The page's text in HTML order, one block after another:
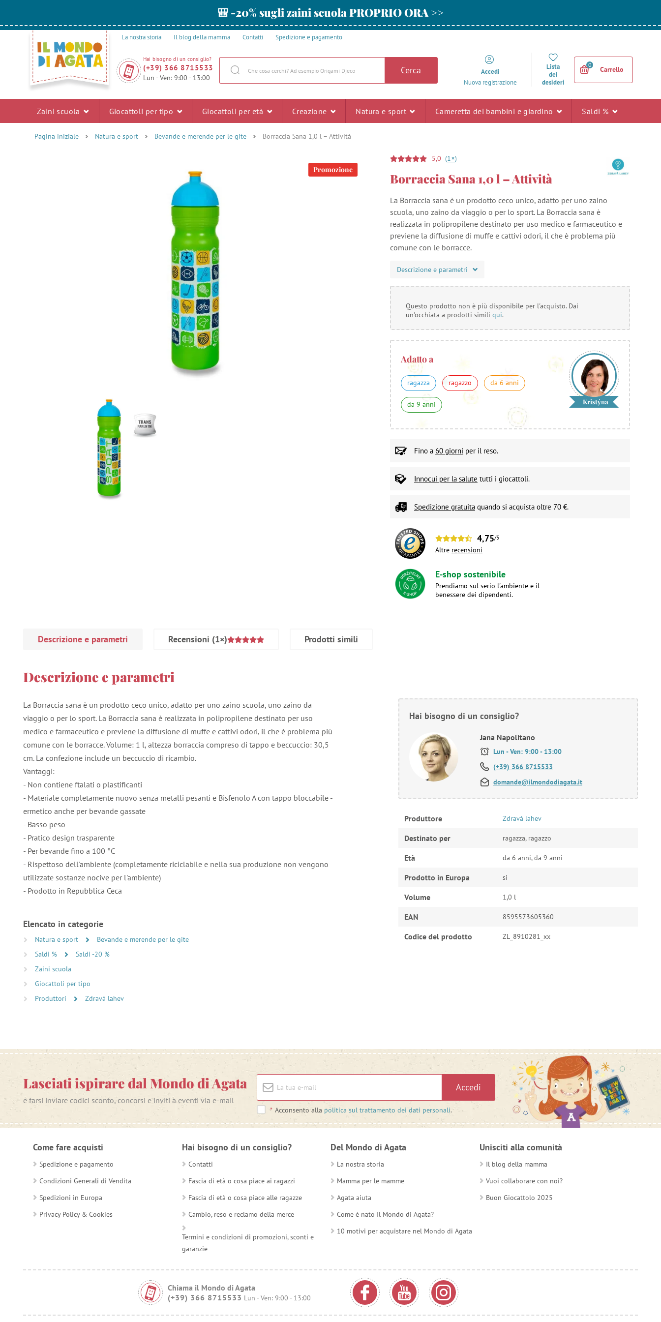
🎒 -20% sugli zaini scuola PROPRIO ORA >>
La nostra storia Il blog della mamma Contatti Spedizione e pagamento
Hai bisogno di un consiglio?
(+39) 366 8715533
Lun - Ven: 9:00 - 13:00
Cerca
Accedi
Nuova registrazione
Lista
dei
desideri
0
Carrello
Zaini scuola Giocattoli per tipo Giocattoli per età Creazione Natura e sport Cameretta dei bambini e giardino Saldi %
Pagina iniziale Natura e sport Bevande e merende per le gite Borraccia Sana 1,0 l – Attività
Promozione
5,0 (1+)
Borraccia Sana 1,0 l – Attività
La Borraccia sana è un prodotto ceco unico, adatto per uno zaino
scuola, uno zaino da viaggio o per lo sport. La Borraccia sana è
realizzata in polipropilene destinato per uso medico e farmaceutico e
previene la diffusione di muffe e cattivi odori, il che è problema più
comune con le borracce.
Descrizione e parametri
Questo prodotto non è più disponibile per l'acquisto. Dai
un'occhiata a prodotti simili qui.
Adatto a
ragazza ragazzo da 6 anni
da 9 anni Kristýna
Fino a 60 giorni per il reso.
Innocui per la salute tutti i giocattoli.
Spedizione gratuita quando si acquista oltre 70 €.
4,75/5
Altre recensioni
E-shop sostenibile
Prendiamo sul serio l'ambiente e il
benessere dei dipendenti.
Descrizione e parametri Recensioni (1×) Prodotti simili
Descrizione e parametri
La Borraccia sana è un prodotto ceco unico, adatto per uno zaino scuola, uno zaino da
viaggio o per lo sport. La Borraccia sana è realizzata in polipropilene destinato per uso
medico e farmaceutico e previene la diffusione di muffe e cattivi odori, il che è problema più
comune con le borracce. Volume: 1 l, altezza borraccia compreso di tappo e beccuccio: 30,5
cm. La confezione include un beccuccio di ricambio.
Vantaggi:
- Non contiene ftalati o plastificanti
- Materiale completamente nuovo senza metalli pesanti e Bisfenolo A con tappo bloccabile -
ermetico anche per bevande gassate
- Basso peso
- Pratico design trasparente
- Per bevande fino a 100 °C
- Rispettoso dell'ambiente (completamente riciclabile e nella sua produzione non vengono
utilizzate sostanze nocive per l'ambiente)
- Prodotto in Repubblica Ceca
Elencato in categorie
Natura e sport
Bevande e merende per le gite
Saldi %
Saldi -20 %
Zaini scuola
Giocattoli per tipo
Produttori
Zdravá lahev
Hai bisogno di un consiglio?
Jana Napolitano
Lun - Ven: 9:00 - 13:00
(+39) 366 8715533
domande@ilmondodiagata.it
Produttore Zdravá lahev
Destinato per ragazza, ragazzo
Età da 6 anni, da 9 anni
Prodotto in Europa si
Volume 1,0 l
EAN 8595573605360
Codice del prodotto ZL_8910281_xx
Lasciati ispirare dal Mondo di Agata
e farsi inviare codici sconto, concorsi e inviti a eventi via e-mail
Accedi
* Acconsento alla politica sul trattamento dei dati personali.
Come fare acquisti
Spedizione e pagamento
Condizioni Generali di Vendita
Spedizioni in Europa
Privacy Policy & Cookies
Hai bisogno di un consiglio?
Contatti
Fascia di età o cosa piace ai ragazzi
Fascia di età o cosa piace alle ragazze
Cambio, reso e reclamo della merce
Termini e condizioni di promozioni, sconti e
garanzie
Del Mondo di Agata
La nostra storia
Mamma per le mamme
Agata aiuta
Come è nato Il Mondo di Agata?
10 motivi per acquistare nel Mondo di Agata
Unisciti alla comunità
Il blog della mamma
Vuoi collaborare con noi?
Buon Giocattolo 2025
Chiama il Mondo di Agata
(+39) 366 8715533 Lun - Ven: 9:00 - 13:00